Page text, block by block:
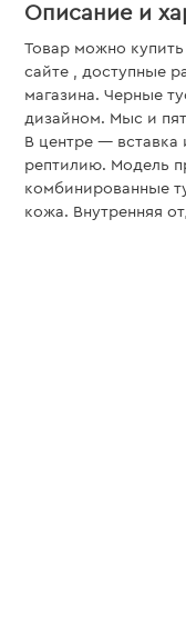
Описание и
Товар можно
сайте , доступные
магазина. Черные
дизайном. Мыс и
В центре — вставка
рептилию. Модель
комбинированные
кожа. Внутренняя